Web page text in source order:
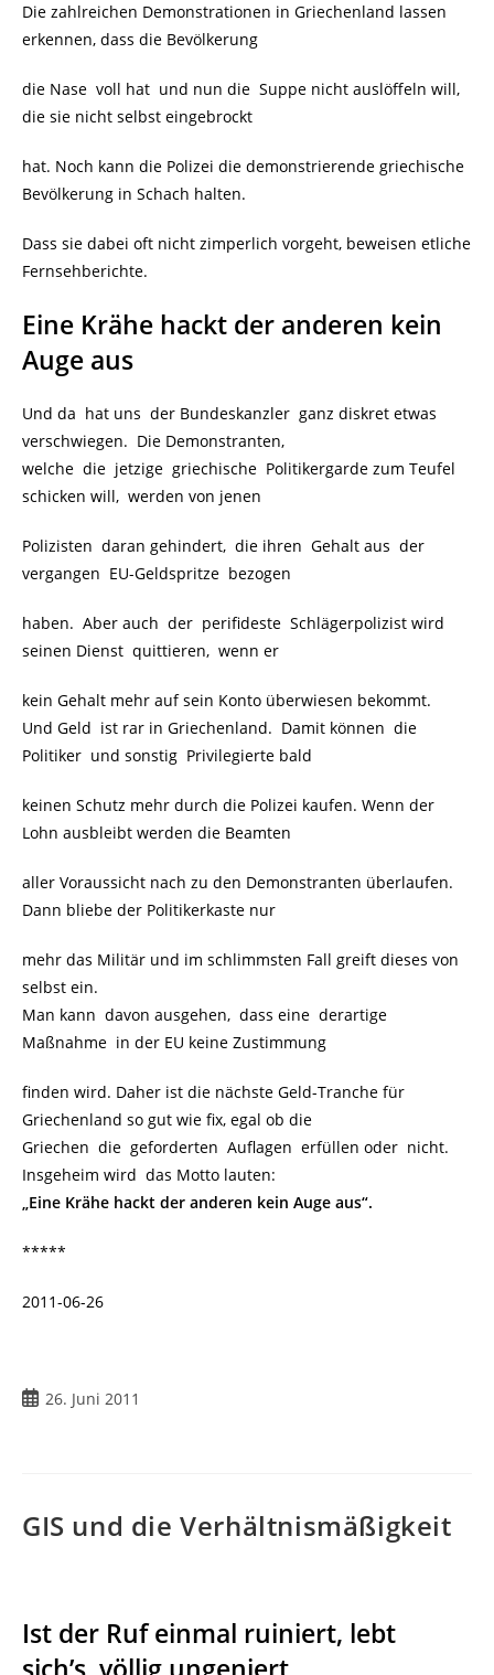
Die zahlreichen Demonstrationen in Griechenland lassen
erkennen, dass die Bevölkerung
die Nase voll hat und nun die Suppe nicht auslöffeln will,
die sie nicht selbst eingebrockt
hat. Noch kann die Polizei die demonstrierende griechische
Bevölkerung in Schach halten.
Dass sie dabei oft nicht zimperlich vorgeht, beweisen etliche
Fernsehberichte.
Eine Krähe hackt der anderen kein
Auge aus
Und da hat uns der Bundeskanzler ganz diskret etwas
verschwiegen. Die Demonstranten,
welche die jetzige griechische Politikergarde zum Teufel
schicken will, werden von jenen
Polizisten daran gehindert, die ihren Gehalt aus der
vergangen EU-Geldspritze bezogen
haben. Aber auch der perifideste Schlägerpolizist wird
seinen Dienst quittieren, wenn er
kein Gehalt mehr auf sein Konto überwiesen bekommt.
Und Geld ist rar in Griechenland. Damit können die
Politiker und sonstig Privilegierte bald
keinen Schutz mehr durch die Polizei kaufen. Wenn der
Lohn ausbleibt werden die Beamten
aller Voraussicht nach zu den Demonstranten überlaufen.
Dann bliebe der Politikerkaste nur
mehr das Militär und im schlimmsten Fall greift dieses von
selbst ein.
Man kann davon ausgehen, dass eine derartige
Maßnahme in der EU keine Zustimmung
finden wird. Daher ist die nächste Geld-Tranche für
Griechenland so gut wie fix, egal ob die
Griechen die geforderten Auflagen erfüllen oder nicht.
Insgeheim wird das Motto lauten:
„Eine Krähe hackt der anderen kein Auge aus“.
*****
2011-06-26
Beitrag
26. Juni 2011
GIS und die Verhältnismäßigkeit
Ist der Ruf einmal ruiniert, lebt